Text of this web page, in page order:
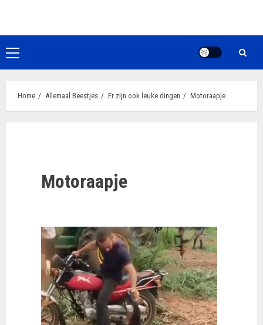
de
inhoudPrimair
menu
Home Allemaal Beestjes Er zijn ook leuke dingen Motoraapje
Motoraapje